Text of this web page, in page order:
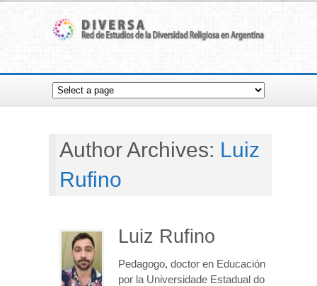
Author Archives: Luiz
Rufino
Luiz Rufino
Pedagogo, doctor en Educación
por la Universidade Estadual do